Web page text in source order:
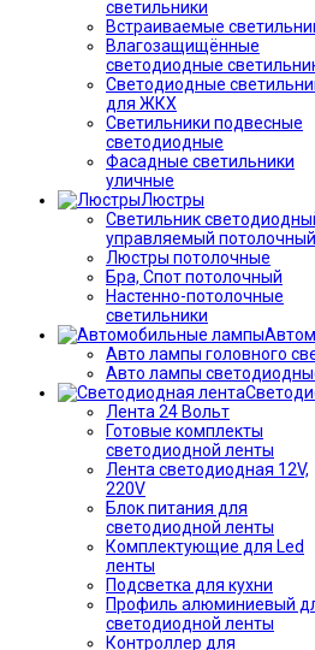
светильники
Встраиваемые
Влагозащищённые
светодиодные
Светодиодные
для ЖКХ
Светильники подвесные
светодиодные
Фасадные светильники
уличные
Люстры
Светильник
управляемый потолочный
Люстры потолочные
Бра, Спот потолочный
Настенно-потолочные
светильники
Авто лампы головного
Авто лампы
Лента 24 Вольт
Готовые комплекты
светодиодной ленты
Лента светодиодная 12V,
220V
Блок питания для
светодиодной ленты
Комплектующие для Led
ленты
Подсветка для кухни
Профиль алюминиевый
светодиодной ленты
Контроллер для